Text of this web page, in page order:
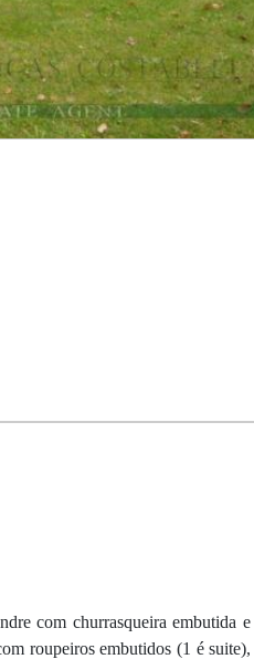
com churrasqueira embutida
roupeiros embutidos (1 é